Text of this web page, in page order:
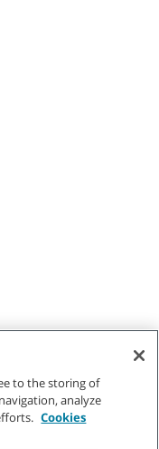
to the storing of
analyze
Cookies